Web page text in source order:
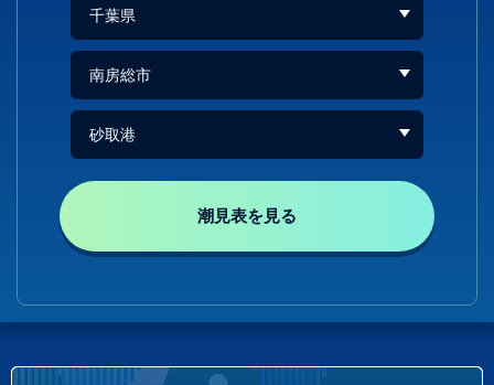
潮見表を見る